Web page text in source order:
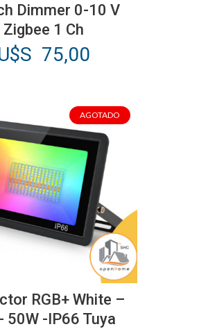
Dimmer 0-10 V
Zigbee 1 Ch
75,00
AGOTADO
RGB+ White –
50W -IP66 Tuya